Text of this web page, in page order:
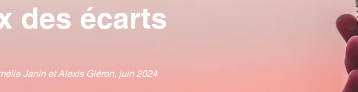
des écarts
Janin et Alexis Gléron, juin 2024